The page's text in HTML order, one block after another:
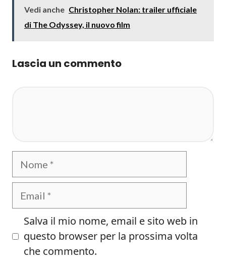
Vedi anche Christopher Nolan: trailer ufficiale
di The Odyssey, il nuovo film
Lascia un commento
Nome
Email
Salva il mio nome, email e sito web in
questo browser per la prossima volta
che commento.